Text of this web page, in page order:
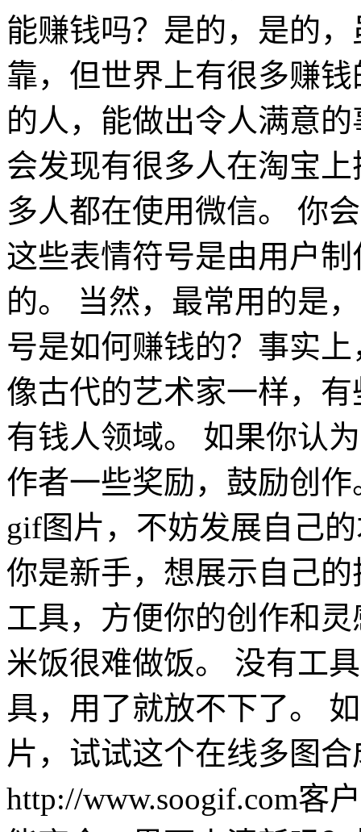
能赚钱吗？是的，是的
靠，但世界上有很多赚
的人，能做出令人满意
会发现有很多人在淘宝
多人都在使用微信。 你
这些表情符号是由用户
的。 当然，最常用的是
号是如何赚钱的？事实
像古代的艺术家一样，
有钱人领域。 如果你认
作者一些奖励，鼓励创
gif图片，不妨发展自己
你是新手，想展示自己
工具，方便你的创作和
米饭很难做饭。 没有工
具，用了就放不下了。
片，试试这个在线多图
http://www.soogif.com客